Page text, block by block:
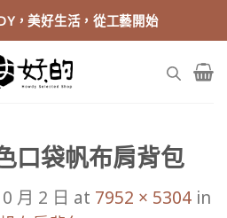
，美好生活，從工藝開始
口袋帆布肩背包
月 2 日 at 7952 × 5304 in